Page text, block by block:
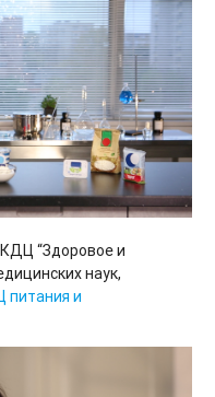
“Здоровое и
наук,
и